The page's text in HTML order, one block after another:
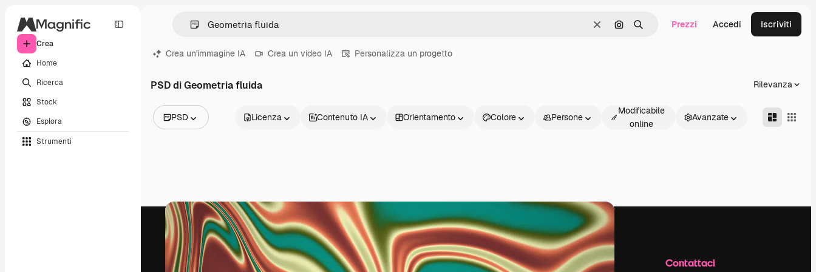
Crea
Home
Ricerca
Stock
Esplora
Strumenti
CancellaCerca per immagine
Ricerca Prezzi Accedi Iscriviti
Crea un'immagine IA Crea un video IA Personalizza un progetto
PSD di Geometria fluida Rilevanza
PSD
Video
Clip video
Motion graphic
Modelli di video
Icone
Modelli 3D
Font
Licenza Contenuto IA Orientamento Colore Persone
Modificabile
online
Avanzate
Prodotti Inizia Azienda Contattaci